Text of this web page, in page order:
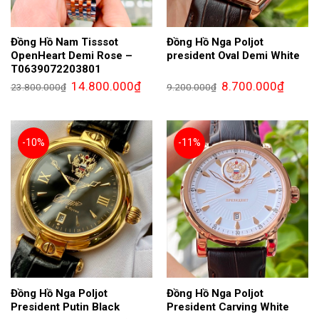
Đồng Hồ Nam Tisssot
OpenHeart Demi Rose –
T0639072203801
23.800.000₫ Giá
gốc
14.800.000₫Giá
hiện
14.800.000₫.
Đồng Hồ Nga Poljot
president Oval Demi White
9.200.000₫ Giá
gốc
8.700.000₫Giá
hiện
-10%
Đồng Hồ Nga Poljot
President Putin Black
-11%
Đồng Hồ Nga Poljot
President Carving White